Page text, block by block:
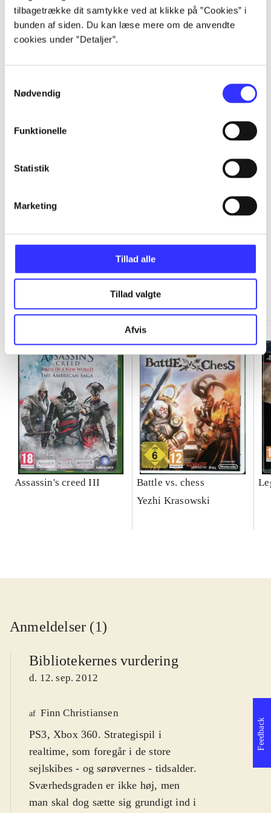
tilbagetrække dit samtykke ved at klikke på ”Cookies” i
bunden af siden. Du kan læse mere om de anvendte
cookies under ”Detaljer”.
Nødvendig
Funktionelle
Statistik
Marketing
Tillad alle
Tillad valgte
Afvis
Alle registrerede artikler fordelt på udgivelser
...
Assassin's creed III
Battle vs. chess
Yezhi Krasowski
Anmeldelser (1)
Bibliotekernes vurdering
d. 12. sep. 2012
af Finn Christiansen
PS3, Xbox 360. Strategispil i
realtime, som foregår i de store
sejlskibes - og sørøvernes - tidsalder.
Sværhedsgraden er ikke høj, men
man skal dog sætte sig grundigt ind i
Feedback